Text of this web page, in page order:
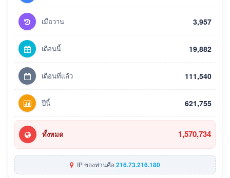
เมื่อวาน 3,957
เดือนนี้ 19,882
เดือนที่แล้ว 111,540
ปีนี้ 621,755
ทั้งหมด 1,570,734
IP ของท่านคือ216.73.216.180